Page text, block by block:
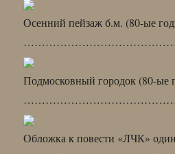
Осенний пейзаж б.м. (80-ые
Подмосковный городок (80-ые
Обложка к повести «ЛЧК»